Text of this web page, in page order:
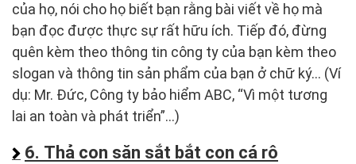
của họ, nói cho họ biết bạn rằng bài viết về họ mà
bạn đọc được thực sự rất hữu ích. Tiếp đó, đừng
quên kèm theo thông tin công ty của bạn kèm theo
slogan và thông tin sản phẩm của bạn ở chữ ký… (Ví
dụ: Mr. Đức, Công ty bảo hiểm ABC, “Vì một tương
lai an toàn và phát triển”…)
6. Thả con săn sắt bắt con cá rô